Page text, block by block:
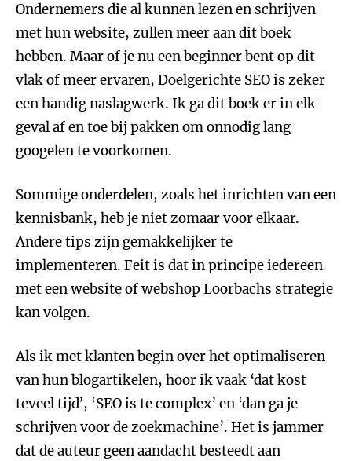
Ondernemers die al kunnen lezen en schrijven
met hun website, zullen meer aan dit boek
hebben. Maar of je nu een beginner bent op dit
vlak of meer ervaren, Doelgerichte SEO is zeker
een handig naslagwerk. Ik ga dit boek er in elk
geval af en toe bij pakken om onnodig lang
googelen te voorkomen.
Sommige onderdelen, zoals het inrichten van een
kennisbank, heb je niet zomaar voor elkaar.
Andere tips zijn gemakkelijker te
implementeren. Feit is dat in principe iedereen
met een website of webshop Loorbachs strategie
kan volgen.
Als ik met klanten begin over het optimaliseren
van hun blogartikelen, hoor ik vaak ‘dat kost
teveel tijd’, ‘SEO is te complex’ en ‘dan ga je
schrijven voor de zoekmachine’. Het is jammer
dat de auteur geen aandacht besteedt aan